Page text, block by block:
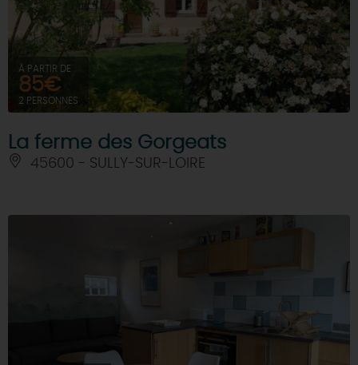
À PARTIR DE
85€
2 PERSONNES
La ferme des Gorgeats
45600 - SULLY-SUR-LOIRE